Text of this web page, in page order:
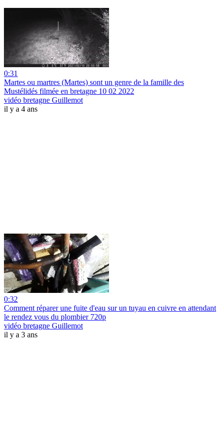
0:31
Martes ou martres (Martes) sont un genre de la famille des
Mustélidés filmée en bretagne 10 02 2022
vidéo bretagne Guillemot
il y a 4 ans
0:32
Comment réparer une fuite d'eau sur un tuyau en cuivre en attendant
le rendez vous du plombier 720p
vidéo bretagne Guillemot
il y a 3 ans